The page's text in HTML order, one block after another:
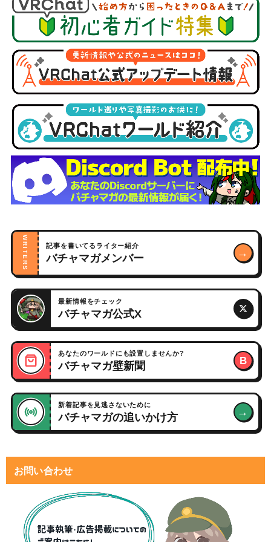
WRITERS 記事を書いてるライター紹介
バチャマガメンバー →
最新情報をチェック
バチャマガ公式X
あなたのワールドにも設置しませんか?
バチャマガ壁新聞 B
新着記事を見逃さないために
バチャマガの追いかけ方 →
お問い合わせ